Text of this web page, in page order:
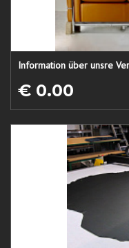
Information über unsre
€ 0.00